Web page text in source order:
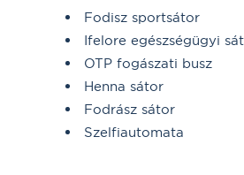
Fodisz sportsátor
Ifelore egészségügyi
OTP fogászati busz
Henna sátor
Fodrász sátor
Szelfiautomata